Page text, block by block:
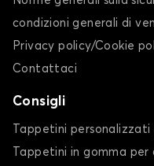
condizioni generali di
Privacy policy/Cookie
Contattaci
Consigli
Tappetini
Tappetini in gomma per